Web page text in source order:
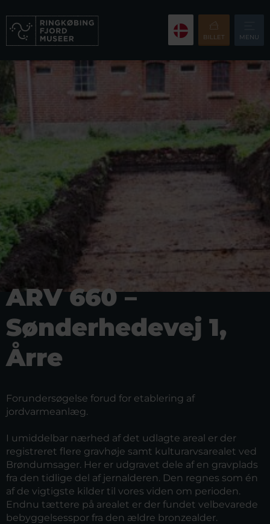
BILLET MENU
ARV 660 –
Sønderhedevej 1,
Årre
Forundersøgelse forud for etablering af
jordvarmeanlæg.
I umiddelbar nærhed af det udlagte areal er der
registreret flere gravhøje samt kulturarvsarealet ved
Brøndumsager. Her er udgravet dele af en gravplads
fra den tidlige del af jernalderen. Den regnes som én
af de vigtigste kilder til vores viden om perioden.
Endnu tættere på arealet er der fundet velbevarede
bebyggelsesspor fra den ældre bronzealder.